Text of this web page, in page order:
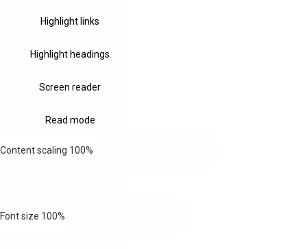
Highlight links
Highlight headings
Screen reader
Read mode
Content scaling 100%
Font size 100%